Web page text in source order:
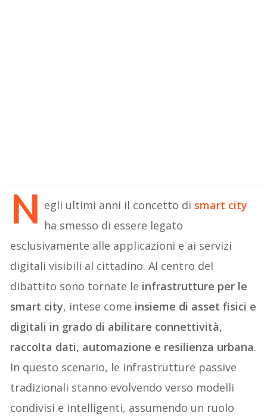
N egli ultimi anni il concetto di smart city
ha smesso di essere legato
esclusivamente alle applicazioni e ai servizi
digitali visibili al cittadino. Al centro del
dibattito sono tornate le infrastrutture per le
smart city, intese come insieme di asset fisici e
digitali in grado di abilitare connettività,
raccolta dati, automazione e resilienza urbana.
In questo scenario, le infrastrutture passive
tradizionali stanno evolvendo verso modelli
condivisi e intelligenti, assumendo un ruolo